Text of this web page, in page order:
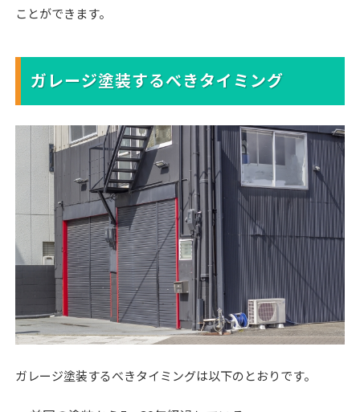
ことができます。
ガレージ塗装するべきタイミング
ガレージ塗装するべきタイミングは以下のとおりです。